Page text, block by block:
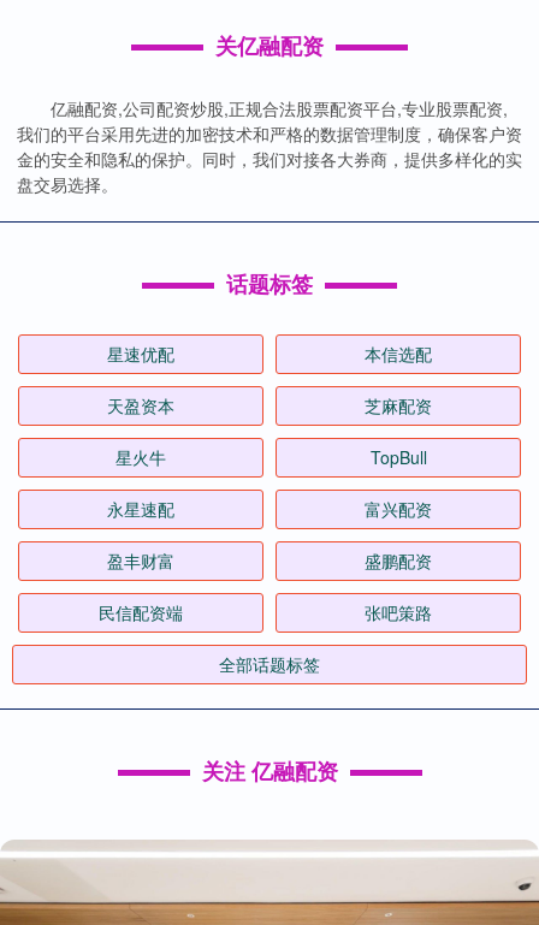
关亿融配资
亿融配资,公司配资炒股,正规合法股票配资平台,专业股票配资,
我们的平台采用先进的加密技术和严格的数据管理制度，确保客户资
金的安全和隐私的保护。同时，我们对接各大券商，提供多样化的实
盘交易选择。
话题标签
星速优配 本信选配
天盈资本 芝麻配资
星火牛 TopBull
永星速配 富兴配资
盈丰财富 盛鹏配资
民信配资端 张吧策路
全部话题标签
关注 亿融配资